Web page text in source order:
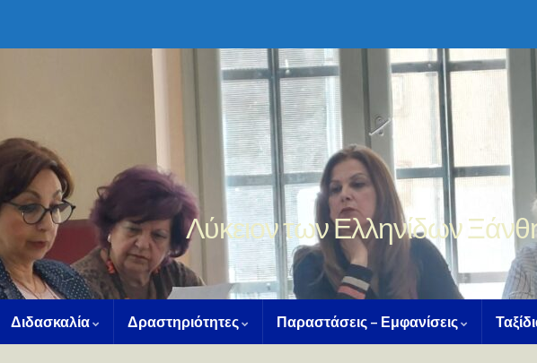
Λύκειον των Ελληνίδων
Διδασκαλία Δραστηριότητες Παραστάσεις – Εμφανίσεις